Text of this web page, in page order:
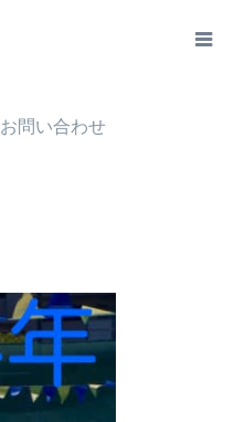
お問い合わせ